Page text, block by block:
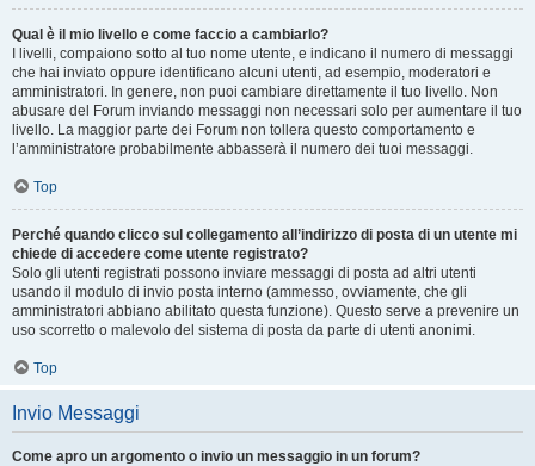
Qual è il mio livello e come faccio a cambiarlo?
I livelli, compaiono sotto al tuo nome utente, e indicano il numero di messaggi
che hai inviato oppure identificano alcuni utenti, ad esempio, moderatori e
amministratori. In genere, non puoi cambiare direttamente il tuo livello. Non
abusare del Forum inviando messaggi non necessari solo per aumentare il tuo
livello. La maggior parte dei Forum non tollera questo comportamento e
l’amministratore probabilmente abbasserà il numero dei tuoi messaggi.
Top
Perché quando clicco sul collegamento all’indirizzo di posta di un utente mi
chiede di accedere come utente registrato?
Solo gli utenti registrati possono inviare messaggi di posta ad altri utenti
usando il modulo di invio posta interno (ammesso, ovviamente, che gli
amministratori abbiano abilitato questa funzione). Questo serve a prevenire un
uso scorretto o malevolo del sistema di posta da parte di utenti anonimi.
Top
Invio Messaggi
Come apro un argomento o invio un messaggio in un forum?